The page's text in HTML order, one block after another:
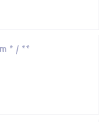
* / **